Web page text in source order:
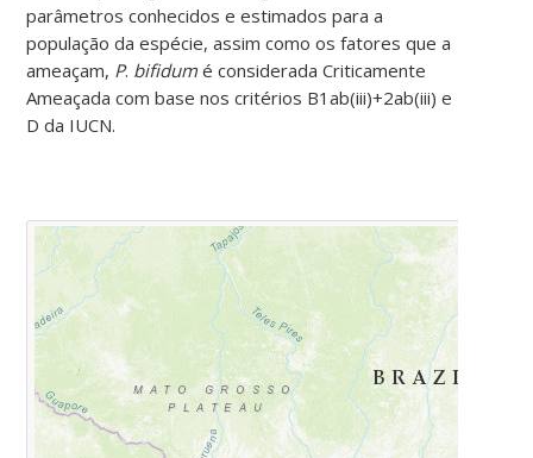
parâmetros conhecidos e estimados para a
população da espécie, assim como os fatores que a
ameaçam, P. bifidumé considerada Criticamente
Ameaçada com base nos critérios B1ab(iii)+2ab(iii) e
D da IUCN.